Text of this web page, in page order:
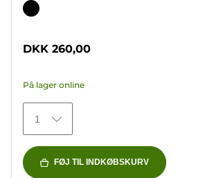
ud
stjerner.
anmeldelser
Farvepatron
DKK 260,00
På lager online
1
FØJ TIL INDKØBSKURV